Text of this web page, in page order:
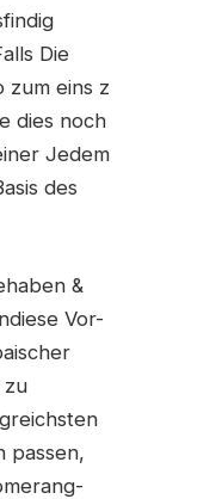
Die
zum eins z
dies noch
Jedem
des
&
Vor-
zu
passen,